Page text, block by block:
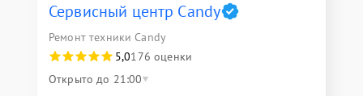
Сервисный центр Candy
Ремонт техники Candy
5,0176 оценки
Открыто до 21:00